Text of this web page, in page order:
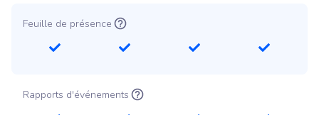
Feuille de présence
Rapports d'événements